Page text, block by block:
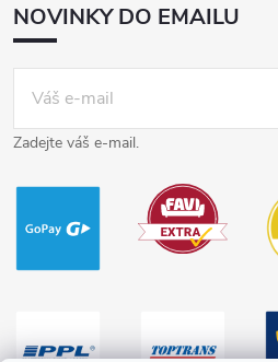
NOVINKY DO EMAILU
Zadejte váš e-mail.